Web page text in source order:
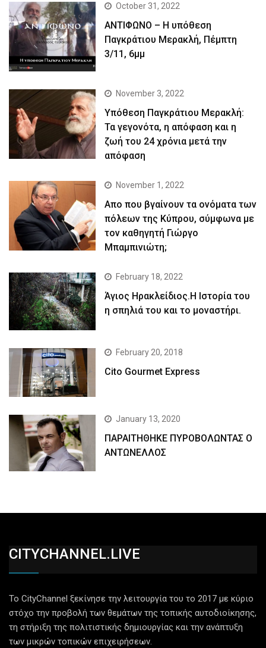
October 31, 2022
ΑΝΤΙΦΩΝΟ – Η υπόθεση
Παγκράτιου Μερακλή, Πέμπτη
3/11, 6μμ
November 3, 2022
Yπόθεση Παγκράτιου Μερακλή:
Τα γεγονότα, η απόφαση και η
ζωή του 24 χρόνια μετά την
απόφαση
November 1, 2022
Απο που βγαίνουν τα ονόματα των
πόλεων της Κύπρου, σύμφωνα με
τον καθηγητή Γιώργο
Μπαμπινιώτη;
February 18, 2022
Άγιος Ηρακλείδιος.Η Ιστορία του
η σπηλιά του και το μοναστήρι.
February 20, 2018
Cito Gourmet Express
January 13, 2020
ΠΑΡΑΙΤΗΘΗΚΕ ΠΥΡΟΒΟΛΩΝΤΑΣ Ο
ΑΝΤΩΝΕΛΛΟΣ
CITYCHANNEL.LIVE
Το CityChannel ξεκίνησε την λειτουργία του το 2017 με κύριο
στόχο την προβολή των θεμάτων της τοπικής αυτοδιοίκησης,
τη στήριξη της πολιτιστικής δημιουργίας και την ανάπτυξη
των μικρών τοπικών επιχειρήσεων.